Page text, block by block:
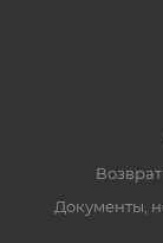
Документы,